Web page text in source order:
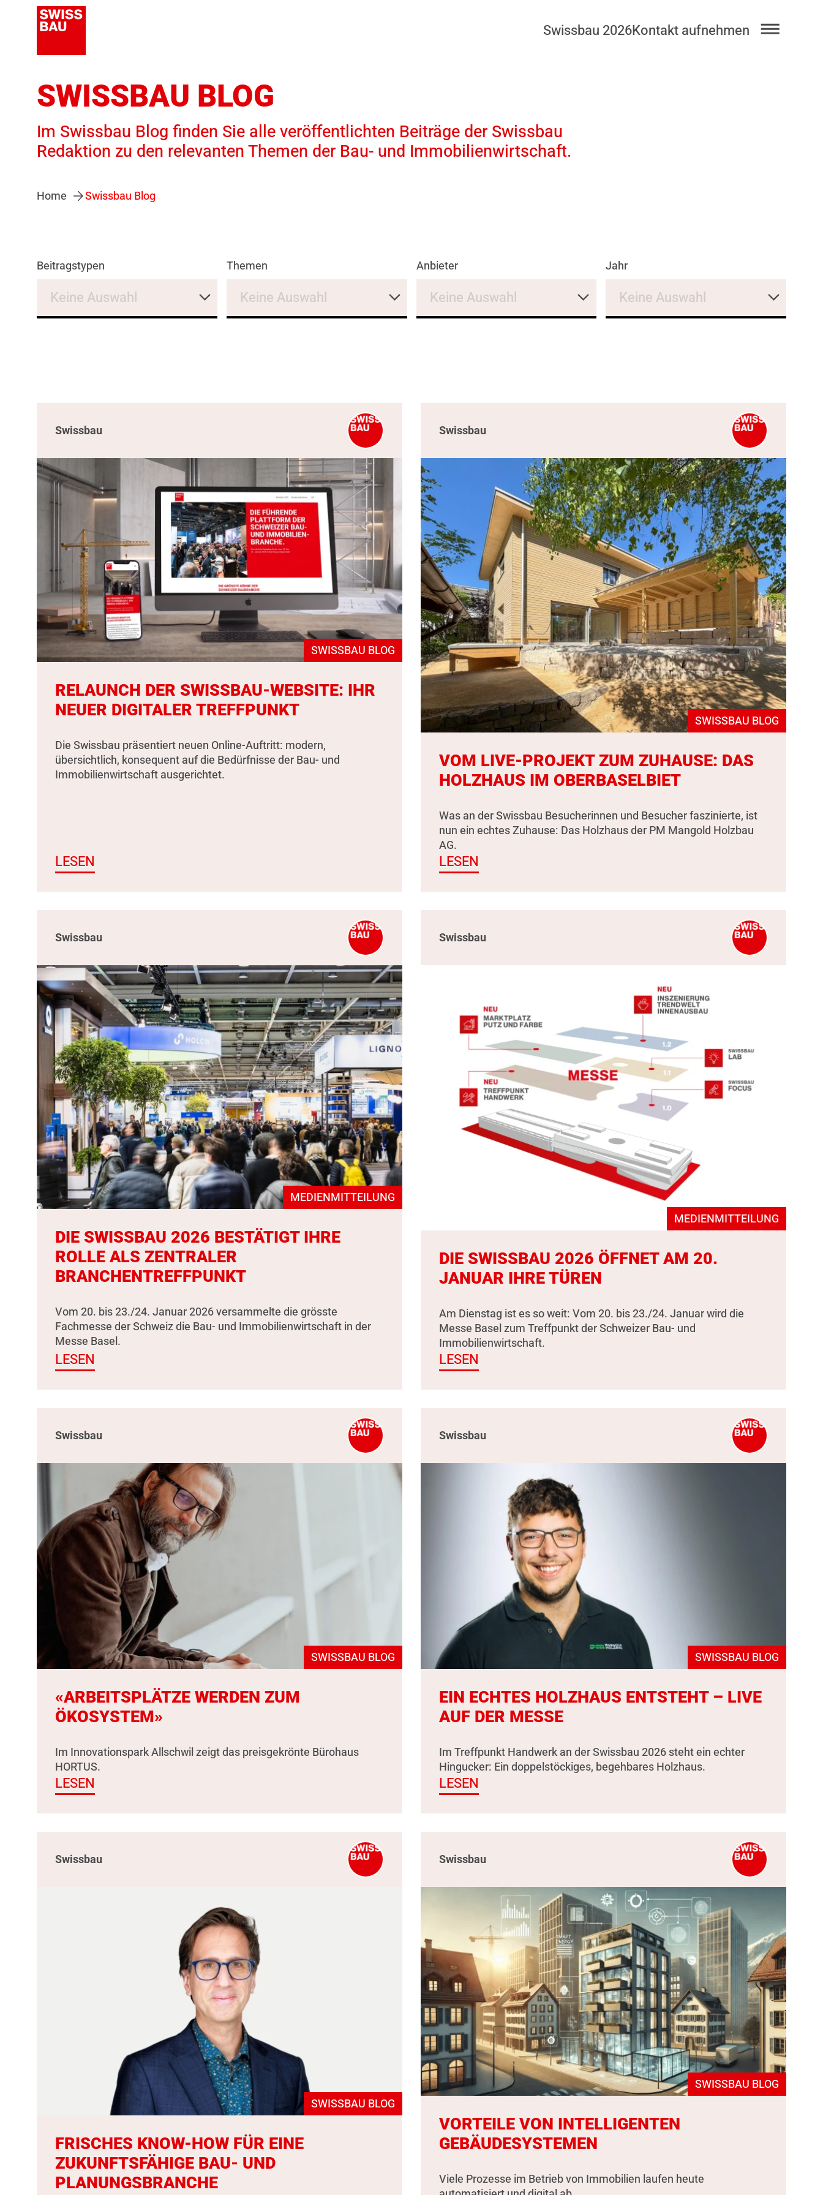
Swissbau 2026Kontakt aufnehmen
SWISSBAU BLOG
Im Swissbau Blog finden Sie alle veröffentlichten Beiträge der Swissbau
Redaktion zu den relevanten Themen der Bau- und Immobilienwirtschaft.
Home Swissbau Blog
Beitragstypen
Keine Auswahl
Themen
Keine Auswahl
Anbieter
Keine Auswahl
Jahr
Keine Auswahl
Swissbau
SWISSBAU BLOG
RELAUNCH DER SWISSBAU-WEBSITE: IHR
NEUER DIGITALER TREFFPUNKT
Die Swissbau präsentiert neuen Online-Auftritt: modern,
übersichtlich, konsequent auf die Bedürfnisse der Bau- und
Immobilienwirtschaft ausgerichtet.
LESEN
Swissbau
SWISSBAU BLOG
VOM LIVE-PROJEKT ZUM ZUHAUSE: DAS
HOLZHAUS IM OBERBASELBIET
Was an der Swissbau Besucherinnen und Besucher faszinierte, ist
nun ein echtes Zuhause: Das Holzhaus der PM Mangold Holzbau
AG.
LESEN
Swissbau
MEDIENMITTEILUNG
DIE SWISSBAU 2026 BESTÄTIGT IHRE
ROLLE ALS ZENTRALER
BRANCHENTREFFPUNKT
Vom 20. bis 23./24. Januar 2026 versammelte die grösste
Fachmesse der Schweiz die Bau- und Immobilienwirtschaft in der
Messe Basel.
LESEN
Swissbau
MEDIENMITTEILUNG
DIE SWISSBAU 2026 ÖFFNET AM 20.
JANUAR IHRE TÜREN
Am Dienstag ist es so weit: Vom 20. bis 23./24. Januar wird die
Messe Basel zum Treffpunkt der Schweizer Bau- und
Immobilienwirtschaft.
LESEN
Swissbau
SWISSBAU BLOG
«ARBEITSPLÄTZE WERDEN ZUM
ÖKOSYSTEM»
Im Innovationspark Allschwil zeigt das preisgekrönte Bürohaus
HORTUS.
LESEN
Swissbau
SWISSBAU BLOG
EIN ECHTES HOLZHAUS ENTSTEHT – LIVE
AUF DER MESSE
Im Treffpunkt Handwerk an der Swissbau 2026 steht ein echter
Hingucker: Ein doppelstöckiges, begehbares Holzhaus.
LESEN
Swissbau
SWISSBAU BLOG
FRISCHES KNOW-HOW FÜR EINE
ZUKUNFTSFÄHIGE BAU- UND
PLANUNGSBRANCHE
Swissbau
SWISSBAU BLOG
VORTEILE VON INTELLIGENTEN
GEBÄUDESYSTEMEN
Viele Prozesse im Betrieb von Immobilien laufen heute